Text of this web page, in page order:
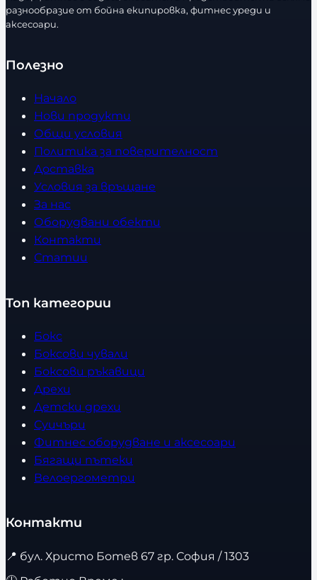
разнообразие от бойна екипировка, фитнес уреди и
аксесоари.
Полезно
Начало
Нови продукти
Общи условия
Политика за поверителност
Доставка
Условия за връщане
За нас
Оборудвани обекти
Контакти
Статии
Топ категории
Бокс
Боксови чували
Боксови ръкавици
Дрехи
Детски дрехи
Суичъри
Фитнес оборудване и аксесоари
Бягащи пътеки
Велоергометри
Контакти
📍 бул. Христо Ботев 67 гр. София / 1303